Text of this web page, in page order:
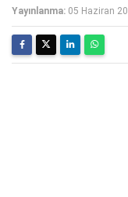
Yayınlanma: 05 Haziran